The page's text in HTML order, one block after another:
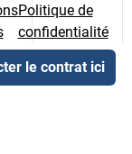
Politique de
confidentialité
le contrat ici